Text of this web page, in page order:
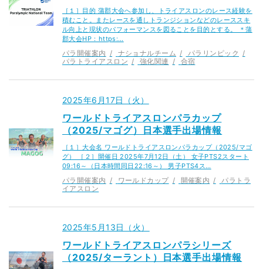
［１］目的 蒲郡大会へ参加し、トライアスロンのレース経験を
積むこと。またレースを通しトランジションなどのレーススキ
ル向上と現状のパフォーマンスを図ることを目的とする。 ＊蒲
郡大会HP：https:…
パラ開催案内 ナショナルチーム
パラリンピック
パラトライアスロン
強化関連 合宿
2025年6月17日（火）
ワールドトライアスロンパラカップ
（2025/マゴグ）日本選手出場情報
［１］大会名 ワールドトライアスロンパラカップ（2025/マゴ
グ） ［２］開催日 2025年7月12日（土） 女子PTS2スタート
09:16～（日本時間同日22:16～） 男子PTS4ス…
パラ開催案内 ワールドカップ 開催案内
パラトラ
イアスロン
2025年5月13日（火）
ワールドトライアスロンパラシリーズ
（2025/ターラント）日本選手出場情報